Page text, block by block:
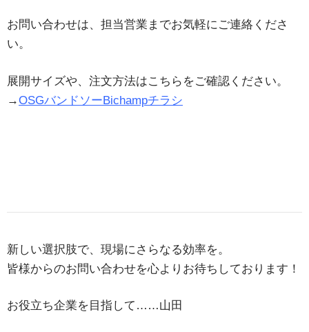
お問い合わせは、担当営業までお気軽にご連絡くださ
い。
展開サイズや、注文方法はこちらをご確認ください。
→OSGバンドソーBichampチラシ
新しい選択肢で、現場にさらなる効率を。
皆様からのお問い合わせを心よりお待ちしております！
お役立ち企業を目指して……山田